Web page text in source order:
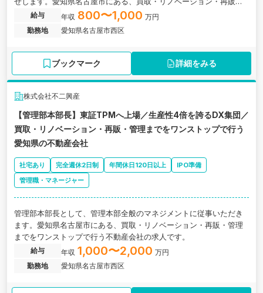
管理までをワンストップで行う不動産会社の求人です。
給与 年収 800〜1,000 万円
勤務地
愛知県名古屋市西区
ブックマーク 詳細をみる
株式会社不二興産
【管理部本部長】東証TPMへ上場／生産性4倍を誇るDX集団／
買取・リノベーション・再販・管理までをワンストップで行う
愛知県の不動産会社
社宅あり 完全週休2日制 年間休日120日以上
IPO準備
管理職・マネージャー
管理部本部長として、管理本部全般のマネジメントに従事いただき
ます。愛知県名古屋市にある、買取・リノベーション・再販・管理
までをワンストップで行う不動産会社の求人です。
給与 年収 1,000〜2,000 万円
勤務地
愛知県名古屋市西区